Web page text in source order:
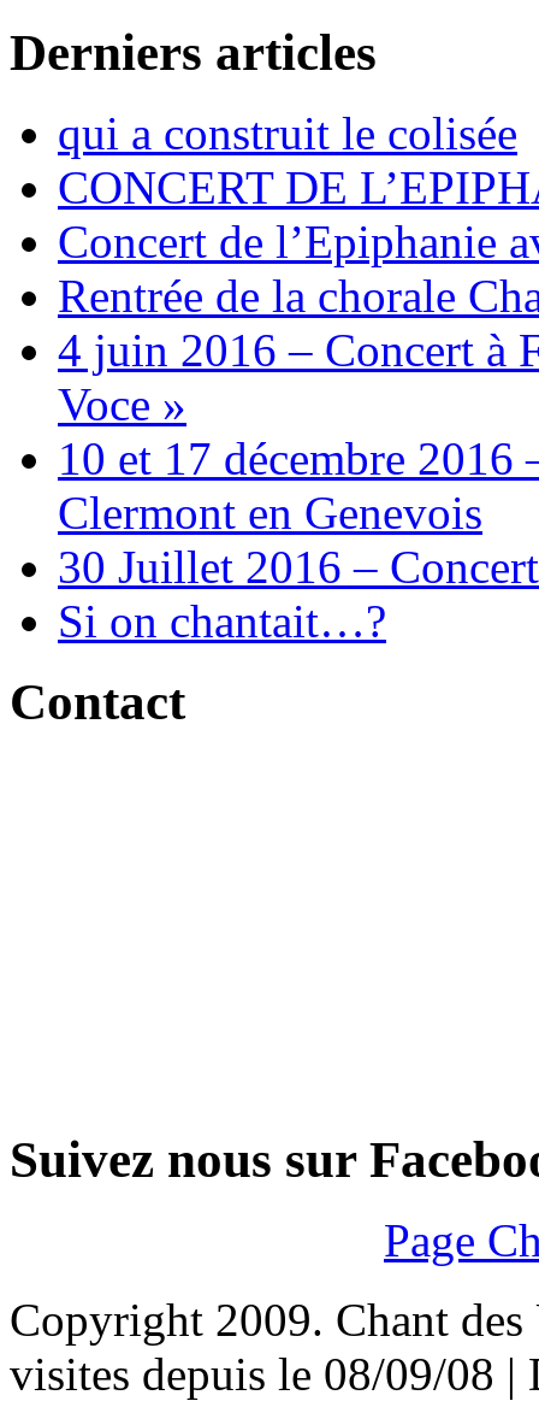
Derniers articles
qui a construit le colisée
CONCERT DE
Concert de l’Epiphanie
Rentrée de la chorale
4 juin 2016 – Concert à
Voce »
10 et 17 décembre
Clermont en Genevois
30 Juillet 2016 –
Si on chantait…?
Contact
Suivez nous sur
Page
Copyright 2009. Chant des
visites depuis le 08/09/08